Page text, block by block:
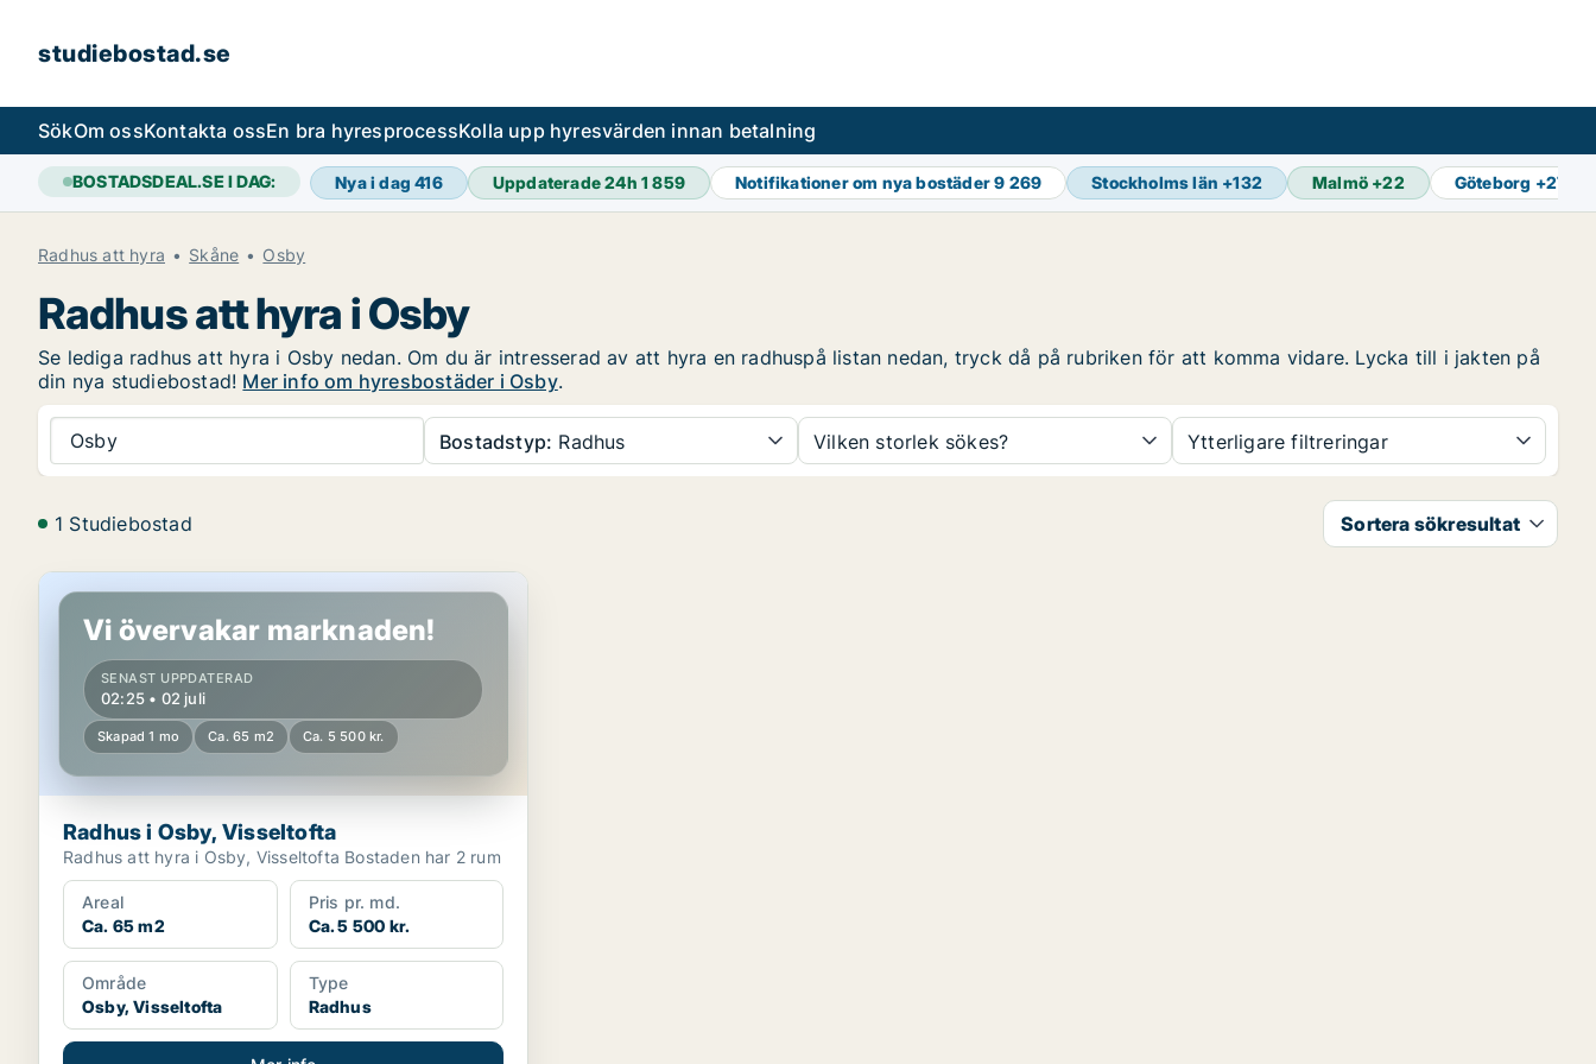
studiebostad.se
SökOm ossKontakta ossEn bra hyresprocessKolla upp hyresvärden innan betalning
BOSTADSDEAL.SE I DAG: Nya i dag416 Uppdaterade 24h1 859 Notifikationer om nya bostäder9 269 Stockholms län +132 Malmö +22 Göteborg +27
Radhus att hyra Skåne Osby
Radhus att hyra i Osby
Se lediga radhus att hyra i Osby nedan. Om du är intresserad av att hyra en radhuspå listan nedan, tryck då på rubriken för att komma vidare. Lycka till i jakten på
din nya studiebostad! Mer info om hyresbostäder i Osby.
Osby Bostadstyp: Radhus Vilken storlek sökes? Ytterligare filtreringar
1 Studiebostad Sortera sökresultat
Radhus i Osby, Visseltofta
Vi övervakar marknaden!
SENAST UPPDATERAD
02:25 • 02 juli
Skapad 1 mo Ca. 65 m2 Ca. 5 500 kr.
Radhus i Osby, Visseltofta
Radhus att hyra i Osby, Visseltofta Bostaden har 2 rum
Areal
Ca. 65 m2
Pris pr. md.
Ca. 5 500 kr.
Område
Osby, Visseltofta
Type
Radhus